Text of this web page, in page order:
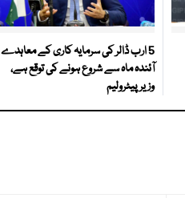
5 ارب ڈالر کی سرمایہ کاری کے معاہدے
آئندہ ماہ سے شروع ہونے کی توقع ہے،
وزیر پیٹرولیم